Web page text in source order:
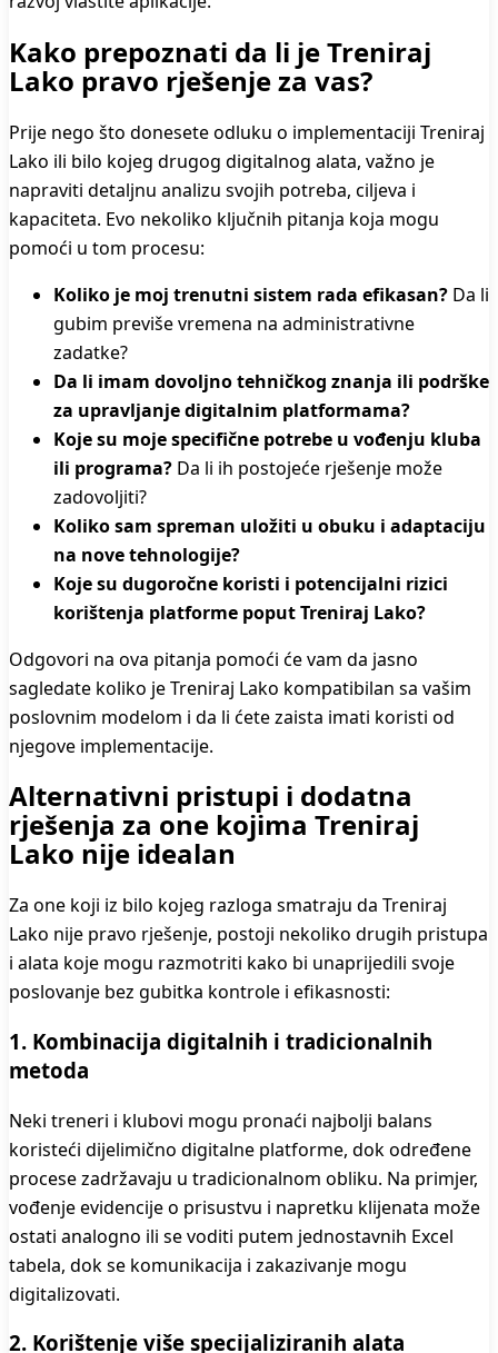
Kako prepoznati da li je Treniraj
Lako pravo rješenje za vas?
Prije nego što donesete odluku o implementaciji Treniraj
Lako ili bilo kojeg drugog digitalnog alata, važno je
napraviti detaljnu analizu svojih potreba, ciljeva i
kapaciteta. Evo nekoliko ključnih pitanja koja mogu
pomoći u tom procesu:
Koliko je moj trenutni sistem rada efikasan? Da li
gubim previše vremena na administrativne
zadatke?
Da li imam dovoljno tehničkog znanja ili podrške
za upravljanje digitalnim platformama?
Koje su moje specifične potrebe u vođenju kluba
ili programa? Da li ih postojeće rješenje može
zadovoljiti?
Koliko sam spreman uložiti u obuku i adaptaciju
na nove tehnologije?
Koje su dugoročne koristi i potencijalni rizici
korištenja platforme poput Treniraj Lako?
Odgovori na ova pitanja pomoći će vam da jasno
sagledate koliko je Treniraj Lako kompatibilan sa vašim
poslovnim modelom i da li ćete zaista imati koristi od
njegove implementacije.
Alternativni pristupi i dodatna
rješenja za one kojima Treniraj
Lako nije idealan
Za one koji iz bilo kojeg razloga smatraju da Treniraj
Lako nije pravo rješenje, postoji nekoliko drugih pristupa
i alata koje mogu razmotriti kako bi unaprijedili svoje
poslovanje bez gubitka kontrole i efikasnosti:
1. Kombinacija digitalnih i tradicionalnih
metoda
Neki treneri i klubovi mogu pronaći najbolji balans
koristeći dijelimično digitalne platforme, dok određene
procese zadržavaju u tradicionalnom obliku. Na primjer,
vođenje evidencije o prisustvu i napretku klijenata može
ostati analogno ili se voditi putem jednostavnih Excel
tabela, dok se komunikacija i zakazivanje mogu
digitalizovati.
2. Korištenje više specijaliziranih alata